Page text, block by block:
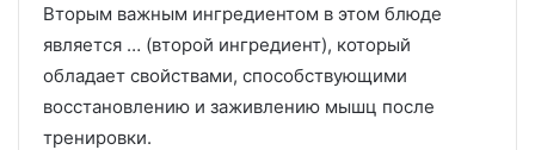
Вторым важным ингредиентом в этом блюде
является … (второй ингредиент), который
обладает свойствами, способствующими
восстановлению и заживлению мышц после
тренировки.